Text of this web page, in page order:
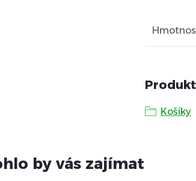
Košíky
by vás zajímat